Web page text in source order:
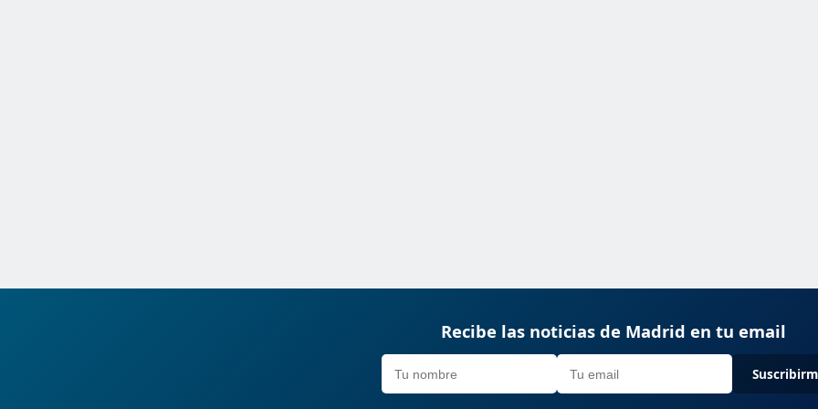
Recibe las noticias de Madrid en tu email